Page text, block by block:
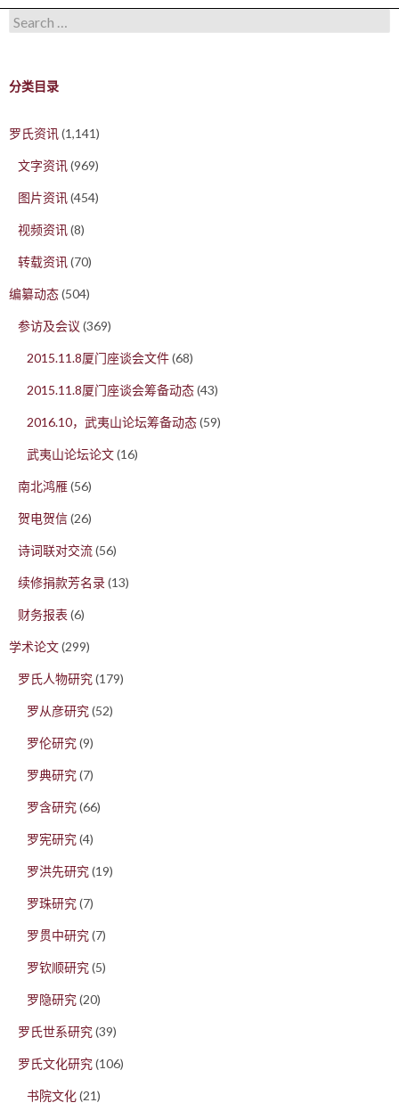
Search for:
分类目录
罗氏资讯(1,141)
文字资讯(969)
图片资讯(454)
视频资讯(8)
转载资讯(70)
编纂动态(504)
参访及会议 (369)
2015.11.8厦门座谈会文件(68)
2015.11.8厦门座谈会筹备动态(43)
2016.10，武夷山论坛筹备动态(59)
武夷山论坛论文(16)
南北鸿雁(56)
贺电贺信(26)
诗词联对交流(56)
续修捐款芳名录(13)
财务报表 (6)
学术论文(299)
罗氏人物研究(179)
罗从彦研究(52)
罗伦研究(9)
罗典研究(7)
罗含研究(66)
罗宪研究(4)
罗洪先研究(19)
罗珠研究(7)
罗贯中研究(7)
罗钦顺研究(5)
罗隐研究(20)
罗氏世系研究(39)
罗氏文化研究(106)
书院文化(21)